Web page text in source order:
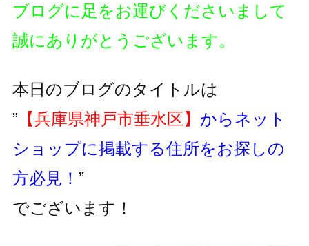
ブログに足をお運びくださいまして
誠にありがとうございます。
本日のブログのタイトルは
”【兵庫県神戸市垂水区】 からネット
ショップに掲載する住所をお探しの
方必見！ ”
でございます！